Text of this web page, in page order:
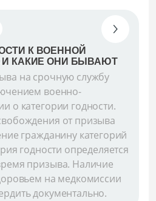
К ВОЕННОЙ
И КАКИЕ ОНИ БЫВАЮТ
на срочную службу
военно-
о категории годности.
от призыва
гражданину категорий
годности определяется
призыва. Наличие
на медкомиссии
документально.